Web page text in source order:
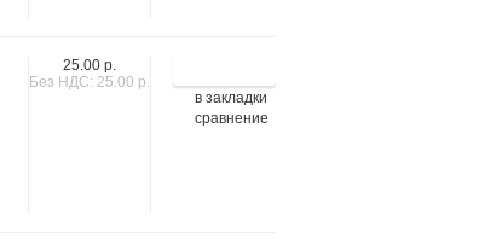
в закладки
сравнение
25.00 р.
Без НДС: 25.00 р.